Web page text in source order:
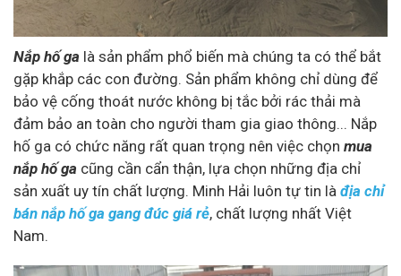
Nắp hố ga là sản phẩm phổ biến mà chúng ta có thể bắt
gặp khắp các con đường. Sản phẩm không chỉ dùng để
bảo vệ cống thoát nước không bị tắc bởi rác thải mà
đảm bảo an toàn cho người tham gia giao thông... Nắp
hố ga có chức năng rất quan trọng nên việc chọn mua
nắp hố ga cũng cần cẩn thận, lựa chọn những địa chỉ
sản xuất uy tín chất lượng. Minh Hải luôn tự tin là địa chỉ
bán nắp hố ga gang đúc giá rẻ, chất lượng nhất Việt
Nam.